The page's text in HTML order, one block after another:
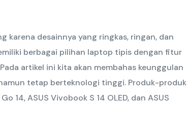
karena desainnya yang ringkas, ringan, dan
berbagai pilihan laptop tipis dengan fitur
artikel ini kita akan membahas keunggulan
tetap berteknologi tinggi. Produk-produk
14, ASUS Vivobook S 14 OLED, dan ASUS